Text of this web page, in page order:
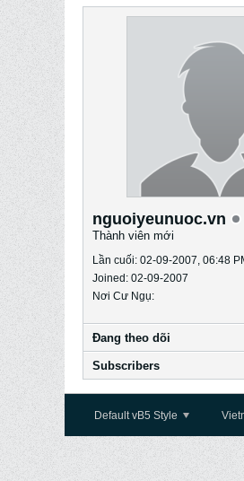
nguoiyeunuoc.vn
Thành viên mới
Lần cuối: 02-09-2007, 06:48
Joined: 02-09-2007
Nơi Cư Ngụ:
Ðang theo dõi
Subscribers
Default vB5 Style